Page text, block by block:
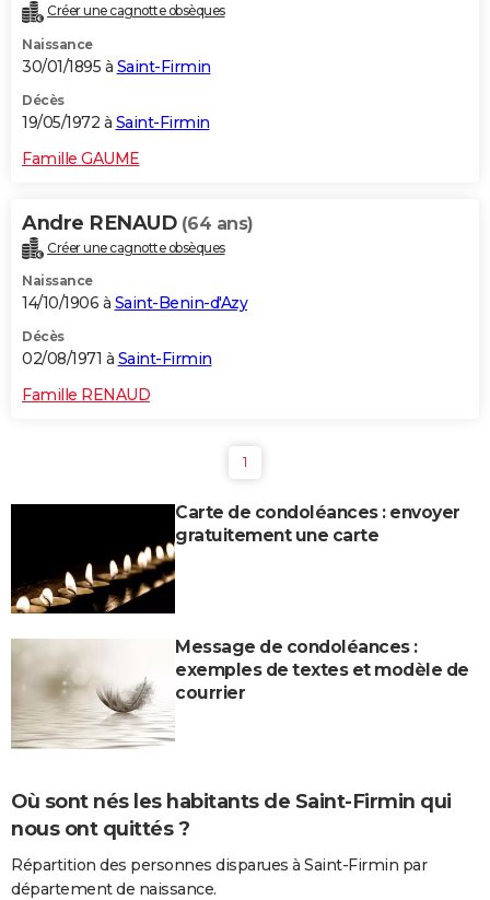
Créer une cagnotte obsèques
Naissance
30/01/1895 à Saint-Firmin
Décès
19/05/1972 à Saint-Firmin
Famille GAUME
Andre RENAUD (64 ans)
Créer une cagnotte obsèques
Naissance
14/10/1906 à Saint-Benin-d'Azy
Décès
02/08/1971 à Saint-Firmin
Famille RENAUD
1
Carte de condoléances : envoyer
gratuitement une carte
Message de condoléances :
exemples de textes et modèle de
courrier
Où sont nés les habitants de Saint-Firmin qui
nous ont quittés ?
Répartition des personnes disparues à Saint-Firmin par
département de naissance.